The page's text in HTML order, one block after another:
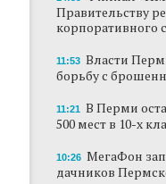
Продажи туров
на 30%
Власти
стадиона в
В Перми
лисица»
В Перми в пустой
театральный
Правительству
корпоративного
11:53 Власти
борьбу с
11:21 В Перми
500 мест в 10-х
10:26 МегаФон
дачников